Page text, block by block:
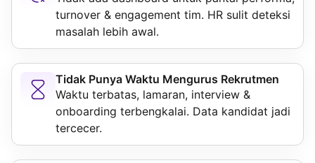
turnover & engagement tim. HR sulit deteksi
masalah lebih awal.
Tidak Punya Waktu Mengurus Rekrutmen
Waktu terbatas, lamaran, interview &
onboarding terbengkalai. Data kandidat jadi
tercecer.